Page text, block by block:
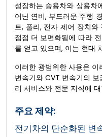
성장하는 승용차와 상용차
어난 연비, 부드러운 주행
트, 풀리, 전자 제어 장치
점점 더 보편화됨에 따라
를 얻고 있으며, 이는 현대
이러한 광범위한 사용은
변속기와 CVT 변속기의
리 서비스와 전문 지식에
주요 제약:
전기차의 단순화된 변